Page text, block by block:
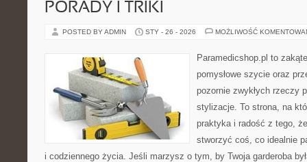
PORADY I TRIKI
POSTED BY ADMIN STY - 26 - 2026 MOŻLIWOŚĆ
Paramedicshop.pl to
pomysłowe szycie oraz
pozornie zwykłych rzeczy
stylizacje. To strona, na
praktyka i radość z tego,
stworzyć coś, co idealnie
i codziennego życia. Jeśli marzysz o tym, by Twoja garderoba